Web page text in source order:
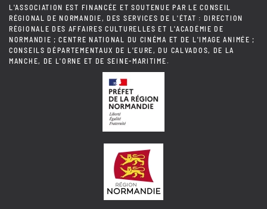
L'ASSOCIATION EST FINANCÉE ET SOUTENUE PAR LE CONSEIL
RÉGIONAL DE NORMANDIE, DES SERVICES DE L'ÉTAT : DIRECTION
RÉGIONALE DES AFFAIRES CULTURELLES ET L'ACADÉMIE DE
NORMANDIE ; CENTRE NATIONAL DU CINÉMA ET DE L'IMAGE ANIMÉE ;
CONSEILS DÉPARTEMENTAUX DE L'EURE, DU CALVADOS, DE LA
MANCHE, DE L'ORNE ET DE SEINE-MARITIME.